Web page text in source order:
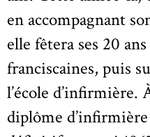
en accompagnant
elle fêtera ses 20
franciscaines, puis
l’école d’infirmière.
diplôme